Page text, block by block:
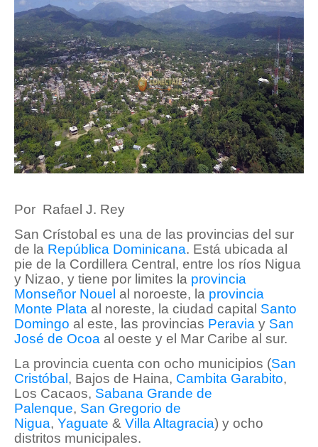
Por Rafael J. Rey
San Crístobal es una de las provincias del sur
de la República Dominicana. Está ubicada al
pie de la Cordillera Central, entre los ríos Nigua
y Nizao, y tiene por limites la provincia
Monseñor Nouel al noroeste, la provincia
Monte Plata al noreste, la ciudad capital Santo
Domingo al este, las provincias Peravia y San
José de Ocoa al oeste y el Mar Caribe al sur.
La provincia cuenta con ocho municipios (San
Cristóbal , Bajos de Haina, Cambita Garabito,
Los Cacaos, Sabana Grande de
Palenque, San Gregorio de
Nigua, Yaguate & Villa Altagracia) y ocho
distritos municipales.